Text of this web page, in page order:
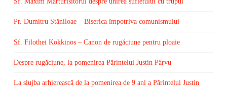
Pr. Dumitru Stăniloae – Biserica împotriva comunismului
Sf. Filothei Kokkinos – Canon de rugăciune pentru ploaie
Despre rugăciune, la pomenirea Părintelui Justin Pârvu
La slujba arhierească de la pomenirea de 9 ani a Părintelui Justin